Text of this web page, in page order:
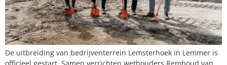
De uitbreiding van bedrijventerrein Lemsterhoek in Lemmer is
officieel gestart. Samen verrichten wethouders Remboud van